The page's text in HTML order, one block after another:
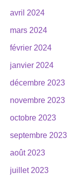
avril 2024
mars 2024
février 2024
janvier 2024
décembre 2023
novembre 2023
octobre 2023
septembre 2023
août 2023
juillet 2023